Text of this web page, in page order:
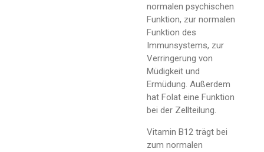
normalen psychischen
Funktion, zur normalen
Funktion des
Immunsystems, zur
Verringerung von
Müdigkeit und
Ermüdung. Außerdem
hat Folat eine Funktion
bei der Zellteilung.
Vitamin B12 trägt bei
zum normalen